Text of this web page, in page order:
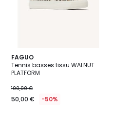
FAGUO
Tennis basses tissu WALNUT
PLATFORM
100,00 €
50,00 € -50%